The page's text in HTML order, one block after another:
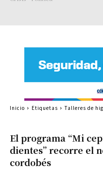
El programa “Mi
dientes” recorre el
cordobés
Inicio Etiquetas Talleres de